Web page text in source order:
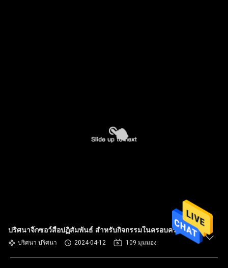
ปริศนาจิ๊กซอว์สื่อปฏิสัมพันธ์ สําหรับกิจกรรมในครอบครัว
ปริศนา ปริศนา 2024-04-12 109 มุมมอง